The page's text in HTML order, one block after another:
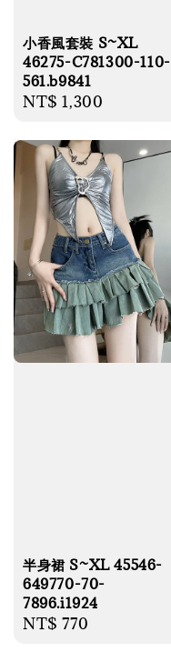
小香風套裝 S~XL
46275-C781300-110-
561.b9841
Regular
NT$ 1,300
半身裙 S~XL 45546-
649770-70-
7896.i1924
Regular
NT$ 770